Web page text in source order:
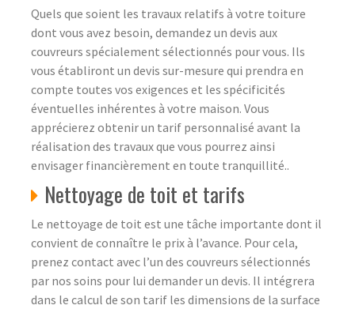
Quels que soient les travaux relatifs à votre toiture
dont vous avez besoin, demandez un devis aux
couvreurs spécialement sélectionnés pour vous. Ils
vous établiront un devis sur-mesure qui prendra en
compte toutes vos exigences et les spécificités
éventuelles inhérentes à votre maison. Vous
apprécierez obtenir un tarif personnalisé avant la
réalisation des travaux que vous pourrez ainsi
envisager financièrement en toute tranquillité..
Nettoyage de toit et tarifs
Le nettoyage de toit est une tâche importante dont il
convient de connaître le prix à l’avance. Pour cela,
prenez contact avec l’un des couvreurs sélectionnés
par nos soins pour lui demander un devis. Il intégrera
dans le calcul de son tarif les dimensions de la surface